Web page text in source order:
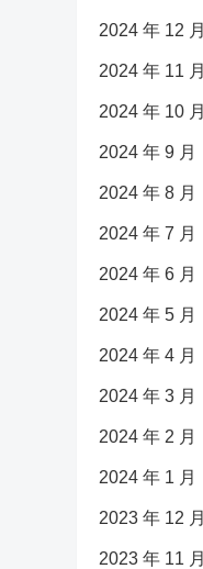
2024 年 12 月
2024 年 11 月
2024 年 10 月
2024 年 9 月
2024 年 8 月
2024 年 7 月
2024 年 6 月
2024 年 5 月
2024 年 4 月
2024 年 3 月
2024 年 2 月
2024 年 1 月
2023 年 12 月
2023 年 11 月